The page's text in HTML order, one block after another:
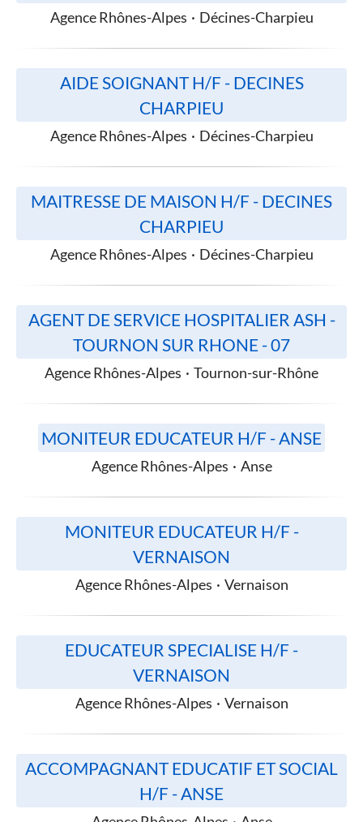
Agence Rhônes-Alpes · Décines-Charpieu
AIDE SOIGNANT H/F - DECINES
CHARPIEU
Agence Rhônes-Alpes · Décines-Charpieu
MAITRESSE DE MAISON H/F - DECINES
CHARPIEU
Agence Rhônes-Alpes · Décines-Charpieu
AGENT DE SERVICE HOSPITALIER ASH -
TOURNON SUR RHONE - 07
Agence Rhônes-Alpes · Tournon-sur-Rhône
MONITEUR EDUCATEUR H/F - ANSE
Agence Rhônes-Alpes · Anse
MONITEUR EDUCATEUR H/F -
VERNAISON
Agence Rhônes-Alpes · Vernaison
EDUCATEUR SPECIALISE H/F -
VERNAISON
Agence Rhônes-Alpes · Vernaison
ACCOMPAGNANT EDUCATIF ET SOCIAL
H/F - ANSE